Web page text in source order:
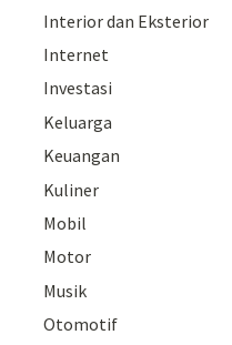
Interior dan Eksterior
Internet
Investasi
Keluarga
Keuangan
Kuliner
Mobil
Motor
Musik
Otomotif